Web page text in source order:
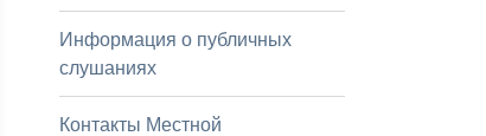
Информация о публичных
слушаниях
Контакты Местной